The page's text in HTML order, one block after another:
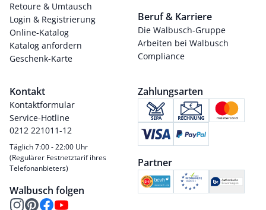
Retoure & Umtausch
Login & Registrierung
Online-Katalog
Katalog anfordern
Geschenk-Karte
Beruf & Karriere
Die Walbusch-Gruppe
Arbeiten bei Walbusch
Compliance
Kontakt
Kontaktformular
Service-Hotline
0212 221011-12
Täglich 7:00 - 22:00 Uhr
(Regulärer Festnetztarif ihres
Telefonanbieters)
Walbusch folgen
Zahlungsarten
Partner